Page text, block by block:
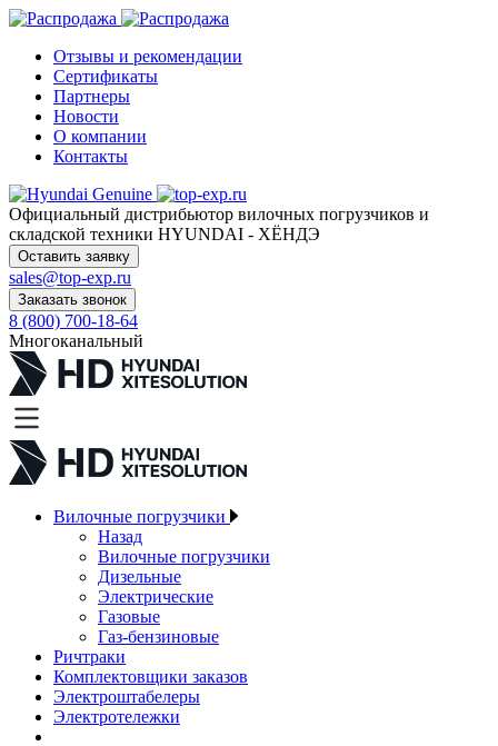
Отзывы и рекомендации
Сертификаты
Партнеры
Новости
О компании
Контакты
Официальный дистрибьютор вилочных погрузчиков и
складской техники HYUNDAI - ХЁНДЭ
Оставить заявку
sales@top-exp.ru
Заказать звонок
8 (800) 700-18-64
Многоканальный
Вилочные погрузчики
Назад
Вилочные погрузчики
Дизельные
Электрические
Газовые
Газ-бензиновые
Ричтраки
Комплектовщики заказов
Электроштабелеры
Электротележки